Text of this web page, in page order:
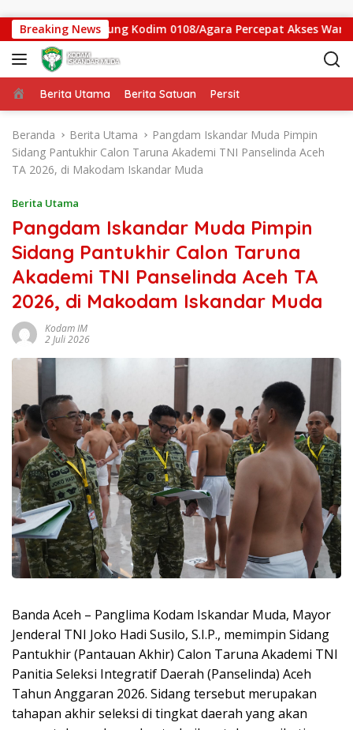
Breaking News
Gantung Kodim 0108/Agara Percepat Akses Warga Ds.
Beranda
Berita Utama Berita Satuan Persit
Beranda Berita Utama
Pangdam Iskandar Muda Pimpin
Sidang Pantukhir Calon Taruna Akademi TNI Panselinda Aceh
TA 2026, di Makodam Iskandar Muda
Berita Utama
Pangdam Iskandar Muda Pimpin
Sidang Pantukhir Calon Taruna
Akademi TNI Panselinda Aceh TA
2026, di Makodam Iskandar Muda
Kodam IM
2 Juli 2026
Banda Aceh – Panglima Kodam Iskandar Muda, Mayor
Jenderal TNI Joko Hadi Susilo, S.I.P., memimpin Sidang
Pantukhir (Pantauan Akhir) Calon Taruna Akademi TNI
Panitia Seleksi Integratif Daerah (Panselinda) Aceh
Tahun Anggaran 2026. Sidang tersebut merupakan
tahapan akhir seleksi di tingkat daerah yang akan